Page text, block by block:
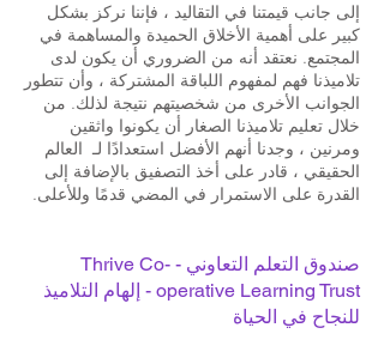
إلى جانب قيمتنا في التقاليد ، فإننا نركز بشكل
كبير على أهمية الأخلاق الحميدة والمساهمة في
المجتمع. نعتقد أنه من الضروري أن يكون لدى
تلاميذنا فهم لمفهوم اللباقة المشتركة ، وأن تتطور
الجوانب الأخرى من شخصيتهم نتيجة لذلك. من
خلال تعليم تلاميذنا الصغار أن يكونوا واثقين
ومرنين ، وجدنا أنهم الأفضل استعدادًا لـ العالم
الحقيقي ، قادر على أخذ التصفيق بالإضافة إلى
القدرة على الاستمرار في المضي قدمًا وللأعلى.
صندوق التعلم التعاوني - Thrive Co-
operative Learning Trust - إلهام التلاميذ
للنجاح في الحياة